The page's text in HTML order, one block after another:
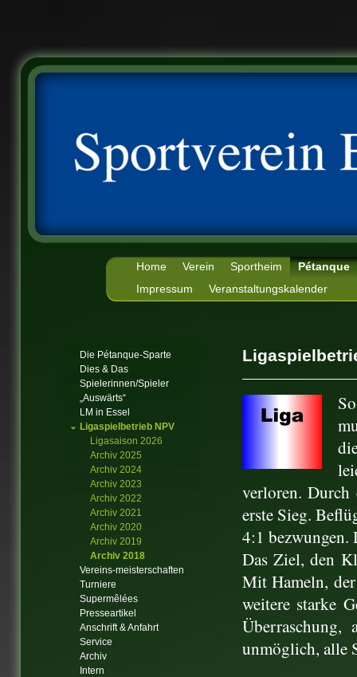
Home Verein Sportheim
Pétanque
Impressum
Veranstaltungskalender
verloren. Durch
erste Sieg.
4:1 bezwungen.
Das Ziel, den
Mit Hameln,
weitere starke
unmöglich, alle
Die Pétanque-Sparte
Dies & Das
Spielerinnen/Spieler
„Auswärts“
LM in Essel
Ligaspielbetrieb NPV
Ligasaison 2026
Archiv 2025
Archiv 2024
Archiv 2023
Archiv 2022
Archiv 2021
Archiv 2020
Archiv 2019
Archiv 2018
Vereins-meisterschaften
Turniere
Supermêlées
Presseartikel
Anschrift & Anfahrt
Service
Archiv
Intern